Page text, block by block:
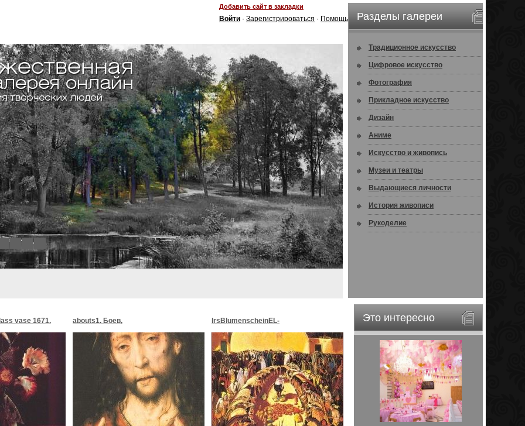
Добавить сайт в закладки
Войти · Зарегистрироваться · Помощь
8
Разделы галереи
Традиционное искусство
Цифровое искусство
Фотография
Прикладное искусство
Дизайн
Аниме
Искусство и живопись
Музеи и театры
Выдающиеся личности
История живописи
Рукоделие
Это интересно
vase 1671. abouts1. Боев, lrsBlumenscheinEL-
MoonMorningstar&EveStar.
Blumenschein,